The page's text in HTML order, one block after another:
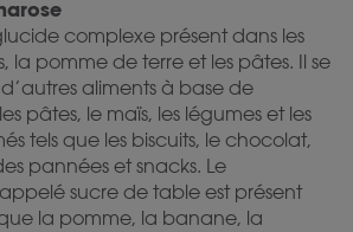
complexe présent dans les
la pomme de terre et les pâtes. Il se
aliments à base de
pâtes, le maïs, les légumes et les
tels que les biscuits, le chocolat,
pannées et snacks. Le
sucre de table est présent
que la pomme, la banane, la